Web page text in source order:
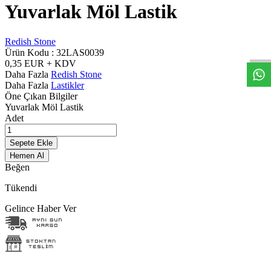
Yuvarlak Möl Lastik
Redish Stone
Ürün Kodu : 32LAS0039
0,35 EUR + KDV
Daha Fazla Redish Stone
Daha Fazla Lastikler
Öne Çıkan Bilgiler
Yuvarlak Möl Lastik
Adet
Sepete Ekle
Hemen Al
Beğen
Tükendi
Gelince Haber Ver